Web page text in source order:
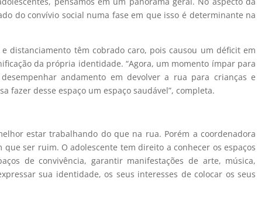
do convívio social numa fase em que isso é determinante na
distanciamento têm cobrado caro, pois causou um déficit em
da própria identidade. “Agora, um momento ímpar para
andamento em devolver a rua para crianças e
fazer desse espaço um espaço saudável”, completa.
estar trabalhando do que na rua. Porém a coordenadora
que ser ruim. O adolescente tem direito a conhecer os espaços
de convivência, garantir manifestações de arte, música,
sua identidade, os seus interesses de colocar os seus